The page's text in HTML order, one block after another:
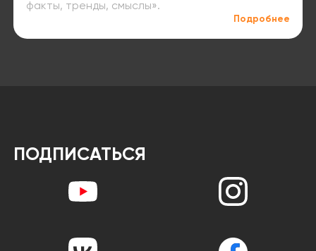
факты, тренды, смыслы».
Подробнее
ПОДПИСАТЬСЯ